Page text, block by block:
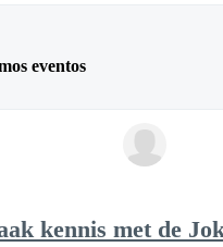
eventos
kennis met de